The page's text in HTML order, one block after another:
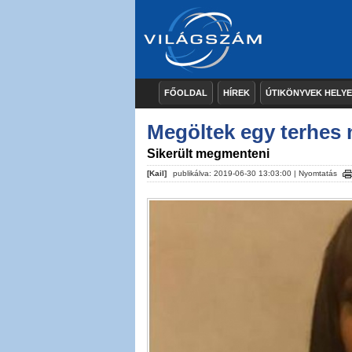
FŐOLDAL HÍREK ÚTIKÖNYVEK
Megöltek egy terhes
Sikerült megmenteni
[Kail] publikálva: 2019-06-30 13:03:00 | Nyomtatás